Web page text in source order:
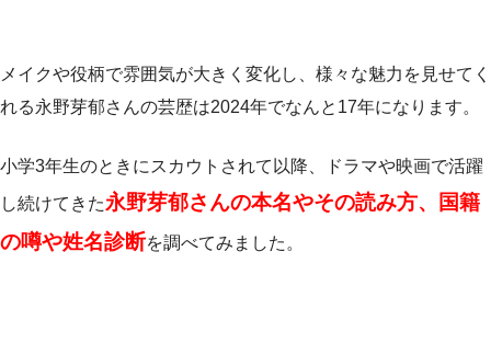
メイクや役柄で雰囲気が大きく変化し、様々な魅力を見せてく
れる永野芽郁さんの芸歴は2024年でなんと17年になります。
小学3年生のときにスカウトされて以降、ドラマや映画で活躍
し続けてきた永野芽郁さんの本名やその読み方、国籍
の噂や姓名診断を調べてみました。